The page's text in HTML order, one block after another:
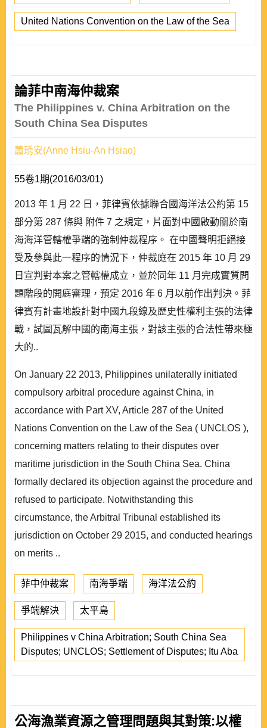
United Nations Convention on the Law of the Sea
論菲中南海仲裁案
The Philippines v. China Arbitration on the
South China Sea Disputes
蕭琇安(Anne Hsiu-An Hsiao)
55卷1期(2016/03/01)
2013 年 1 月 22 日，菲律賓依據聯合國海洋法公約第 15
部分第 287 條與 附件 7 之規定，片面對中國啟動關於南
海海洋管轄權爭端的強制仲裁程序。 在中國聲明拒絕接
受及參與此一程序的情況下，仲裁庭在 2015 年 10 月 29
日宣判對本案之管轄權成立，並於同年 11 月完成實質問
題階段的開庭審理，預定 2016 年 6 月以前作出判決。菲
律賓有計畫地設計對中國九段線及歷史性權利主張的法律
戰，試圖瓦解中國的南海主張，對該主張的合法性帶來極
大的..
On January 22 2013, Philippines unilaterally initiated
compulsory arbitral procedure against China, in
accordance with Part XV, Article 287 of the United
Nations Convention on the Law of the Sea ( UNCLOS ),
concerning matters relating to their disputes over
maritime jurisdiction in the South China Sea. China
formally declared its objection against the procedure and
refused to participate. Notwithstanding this
circumstance, the Arbitral Tribunal established its
jurisdiction on October 29 2015, and conducted hearings
on merits ..
菲中仲裁案 南海爭端 海洋法公約
爭端解決 太平島
Philippines v China Arbitration; South China Sea
Disputes; UNCLOS; Settlement of Disputes; Itu Aba
公海漁業資源之管理問題與其對策:以權